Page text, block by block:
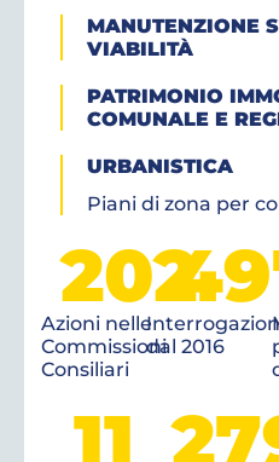
MANUTENZIONE
VIABILITÀ
PATRIMONIO
COMUNALE E
URBANISTICA
Piani di zona per
Azioni nelle
Commissioni
Consiliari
202
dal 2016
11